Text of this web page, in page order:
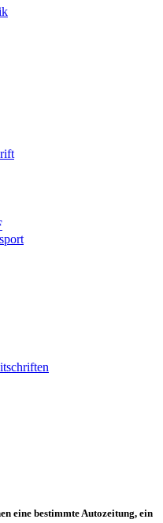
eine bestimmte Autozeitung, ein